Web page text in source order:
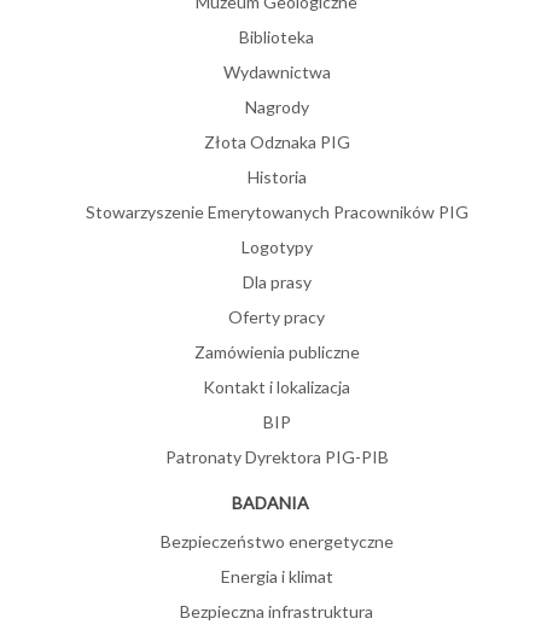
Biblioteka
Wydawnictwa
Nagrody
Złota Odznaka PIG
Historia
Stowarzyszenie Emerytowanych Pracowników PIG
Logotypy
Dla prasy
Oferty pracy
Zamówienia publiczne
Kontakt i lokalizacja
BIP
Patronaty Dyrektora PIG-PIB
BADANIA
Bezpieczeństwo energetyczne
Energia i klimat
Bezpieczna infrastruktura